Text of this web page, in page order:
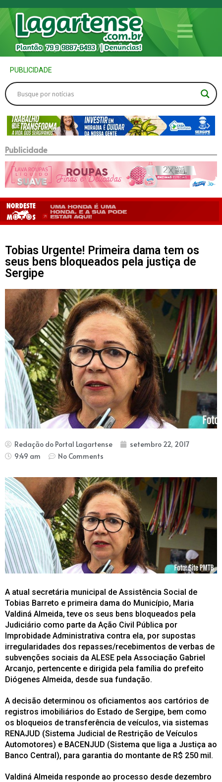
PUBLICIDADE
Publicidade
Tobias Urgente! Primeira dama tem os
seus bens bloqueados pela justiça de
Sergipe
Redação do Portal Lagartense
setembro 22, 2017
9:49 am
No Comments
A atual secretária municipal de Assistência Social de
Tobias Barreto e primeira dama do Município, Maria
Valdiná Almeida, teve os seus bens bloqueados pela
Judiciário como parte da Ação Civil Pública por
Improbidade Administrativa contra ela, por supostas
irregularidades dos repasses/recebimentos de verbas de
subvenções sociais da ALESE pela Associação Gabriel
Arcanjo, pertencente e dirigida pela família do prefeito
Diógenes Almeida, desde sua fundação.
A decisão determinou os oficiamentos aos cartórios de
registros imobiliários do Estado de Sergipe, bem como
os bloqueios de transferência de veículos, via sistemas
RENAJUD (Sistema Judicial de Restrição de Veículos
Automotores) e BACENJUD (Sistema que liga a Justiça ao
Banco Central), para garantia do montante de R$ 250 mil.
Valdiná Almeida responde ao processo desde dezembro